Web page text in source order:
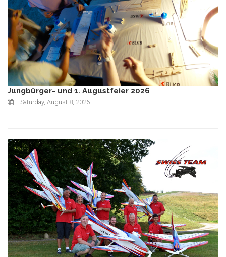
Jungbürger- und 1. Augustfeier 2026
Saturday, August 8, 2026